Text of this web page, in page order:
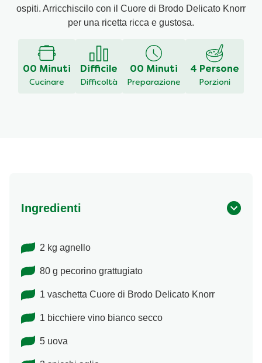
Ricette per portate
Ricette per piatti
Ricette vegetariane
Brodi
Zuppe
Purè
La nostra storia
Il gusto che ti premia
Knorr Noodles 2026
Serving Singles
ospiti. Arricchiscilo con il Cuore di Brodo Delicato Knorr
per una ricetta ricca e gustosa.
00 Minuti
Cucinare
Difficile
Difficoltà
00 Minuti
Preparazione
4 Persone
Porzioni
Ingredienti
2 kg agnello
80 g pecorino grattugiato
1 vaschetta Cuore di Brodo Delicato Knorr
1 bicchiere vino bianco secco
5 uova